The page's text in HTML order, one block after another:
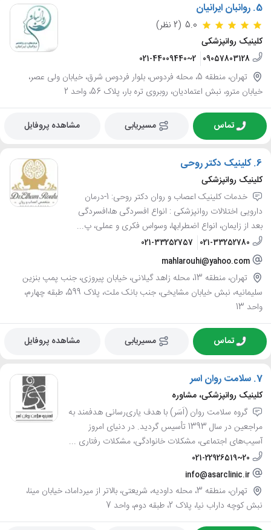
5. روانبان ایرانیان
5.0 (2 نظر)
کلینیک روانپزشکی
09057803128
021-44009440~2
تهران، منطقه 5، محله فردوس، بلوار فردوس شرق، خیابان ولی عصر،
خیابان مترو، نبش اعتمادیان، روبروی تره بار، پلاک 56، واحد 2
تماس مسیریابی مشاهده پروفایل
6. کلینیک دکتر روحی
کلینیک روانپزشکی
خدمات کلینیک اعصاب و روان دکتر روحی: 1-درمان
دارویی اختلالات روانپزشکی : انواع افسردگی ها،افسردگی
بعد از زایمان، انواع اضطرابها، وسواس فکری و عملی، پ...
021-33252780
021-33252757
mahlarouhi@yahoo.com
تهران، منطقه 13، محله زاهد گیلانی، خیابان پیروزی، جنب پمپ بنزین
سلیمانیه، نبش خیابان مشایخی، جنب بانک ملت، پلاک 599، طبقه چهارم،
واحد 13
تماس مسیریابی مشاهده پروفایل
7. سلامت روان اسر
کلینیک روانپزشکی، مشاوره
گروه سلامت‌ روان (اَسَر) با هدف یاری‌رسانی هدفمند به
مراجعین در سال 1393 تأسیس گردید. در دنیای امروز
آسیب‌های اجتماعی، مشکلات خانوادگی، مشکلات رفتاری ...
021-22926519~20
info@asarclinic.ir
تهران، منطقه 3، محله داودیه، شریعتی، بالاتر از میرداماد، خیابان مینا،
نبش کوچه داراب نیا، پلاک 2، طبقه دوم، واحد 7